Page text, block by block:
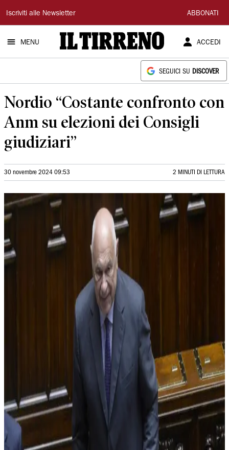
Il
Tirreno
Iscriviti alle Newsletter ABBONATI
MENU ACCEDI
SEGUICI SU DISCOVER
Nordio “Costante confronto con
Anm su elezioni dei Consigli
giudiziari”
30 novembre 2024 09:53 2 MINUTI DI LETTURA